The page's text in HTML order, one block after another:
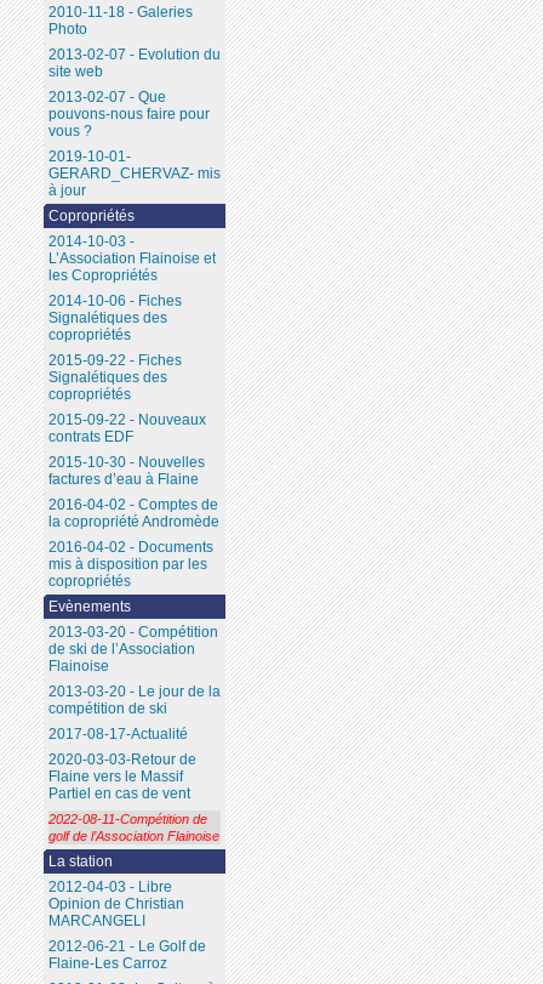
2010-11-18 - Galeries
Photo
2013-02-07 - Evolution du
site web
2013-02-07 - Que
pouvons-nous faire pour
vous ?
2019-10-01-
GERARD_CHERVAZ- mis
à jour
Copropriétés
2014-10-03 -
L’Association Flainoise et
les Copropriétés
2014-10-06 - Fiches
Signalétiques des
copropriétés
2015-09-22 - Fiches
Signalétiques des
copropriétés
2015-09-22 - Nouveaux
contrats EDF
2015-10-30 - Nouvelles
factures d’eau à Flaine
2016-04-02 - Comptes de
la copropriété Andromède
2016-04-02 - Documents
mis à disposition par les
copropriétés
Evènements
2013-03-20 - Compétition
de ski de l’Association
Flainoise
2013-03-20 - Le jour de la
compétition de ski
2017-08-17-Actualité
2020-03-03-Retour de
Flaine vers le Massif
Partiel en cas de vent
2022-08-11-Compétition de
golf de l’Association Flainoise
La station
2012-04-03 - Libre
Opinion de Christian
MARCANGELI
2012-06-21 - Le Golf de
Flaine-Les Carroz